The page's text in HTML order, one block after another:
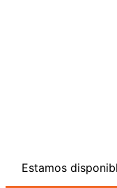
Estamos